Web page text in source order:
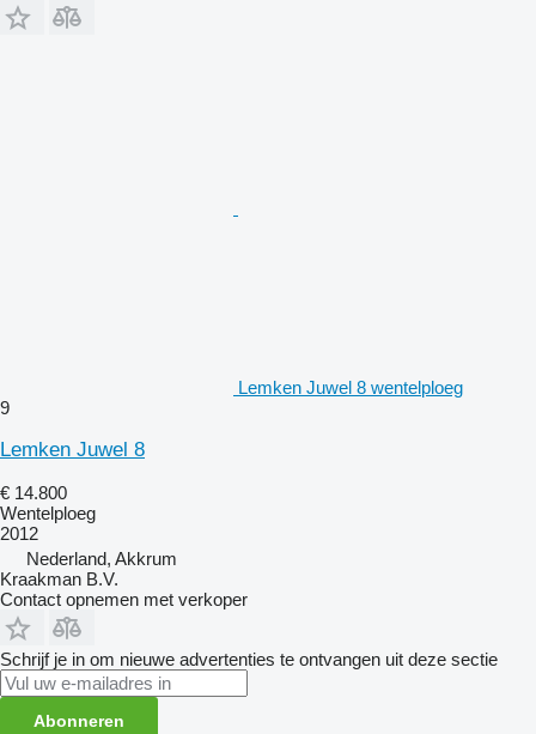
Lemken Juwel 8 wentelploeg
9
Lemken Juwel 8
€ 14.800
Wentelploeg
2012
Nederland, Akkrum
Kraakman B.V.
Contact opnemen met verkoper
Schrijf je in om nieuwe advertenties te ontvangen uit deze sectie
Abonneren